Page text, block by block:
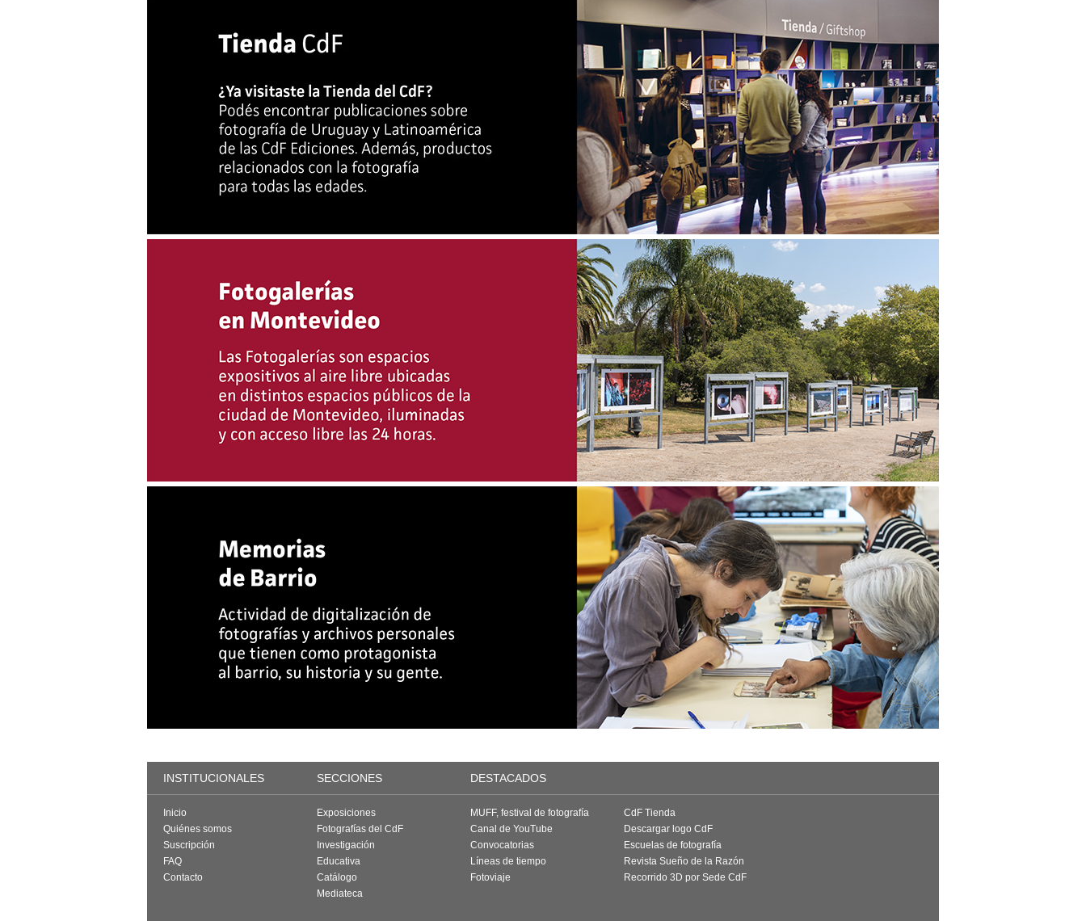
INSTITUCIONALES SECCIONES DESTACADOS
Inicio
Quiénes somos
Suscripción
FAQ
Contacto
Exposiciones
Fotografías del CdF
Investigación
Educativa
Catálogo
Mediateca
MUFF, festival de fotografía
Canal de YouTube
Convocatorias
Líneas de tiempo
Fotoviaje
CdF Tienda
Descargar logo CdF
Escuelas de fotografía
Revista Sueño de la Razón
Recorrido 3D por Sede CdF